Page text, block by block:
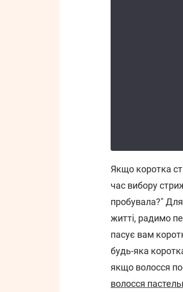
Якщо коротка
час вибору
пробувала?" Для
житті, радимо
пасує вам
будь-яка
якщо волосся
волосся